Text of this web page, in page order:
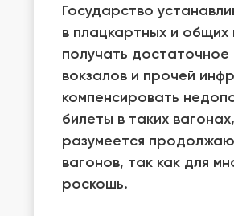
Государство
в плацкартных и
получать достаточное
вокзалов и прочей
компенсировать
билеты в таких
разумеется
вагонов, так как для
роскошь.